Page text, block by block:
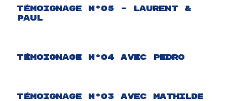
Témoignage N°05 – Laurent &
Paul
Témoignage N°04 avec Pedro
Témoignage N°03 avec Mathilde